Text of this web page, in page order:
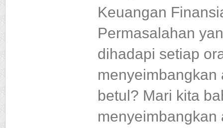
Keuangan
Permasalahan
dihadapi setiap
betul? Mari kita